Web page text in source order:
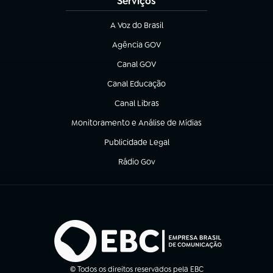
A Voz do Brasil
(abre em nova aba)
Agência GOV
(abre em nova aba)
Canal GOV
(abre em nova aba)
Canal Educação
(abre em nova aba)
Canal Libras
(abre em nova aba)
Monitoramento e Análise de Mídias
(abre em nova aba)
Publicidade Legal
(abre em nova aba)
Rádio Gov
(abre em nova aba)
© Todos os direitos reservados pela EBC